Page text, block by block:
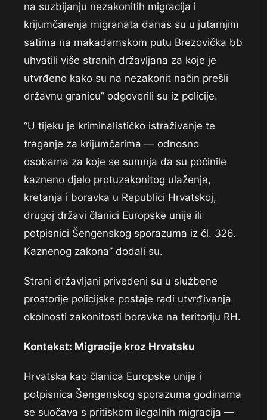
na suzbijanju nezakonitih migracija i
krijumčarenja migranata danas su u jutarnjim
satima na makadamskom putu Brezovička bb
uhvatili više stranih državljana za koje je
utvrđeno kako su na nezakonit način prešli
državnu granicu” odgovorili su iz policije.
“U tijeku je kriminalističko istraživanje te
traganje za krijumčarima — odnosno
osobama za koje se sumnja da su počinile
kazneno djelo protuzakonitog ulaženja,
kretanja i boravka u Republici Hrvatskoj,
drugoj državi članici Europske unije ili
potpisnici Šengenskog sporazuma iz čl. 326.
Kaznenog zakona” dodali su.
Strani državljani privedeni su u službene
prostorije policijske postaje radi utvrđivanja
okolnosti zakonitosti boravka na teritoriju RH.
Kontekst: Migracije kroz Hrvatsku
Hrvatska kao članica Europske unije i
potpisnica Šengenskog sporazuma godinama
se suočava s pritiskom ilegalnih migracija —